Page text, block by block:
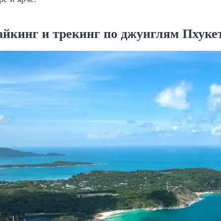
и трекинг по джунглям